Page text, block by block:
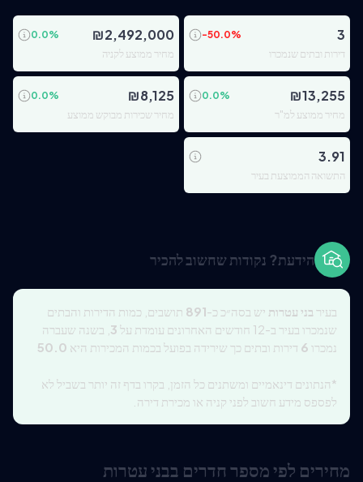
3
-50.0%
דירות ובתים שנמכרו
₪2,492,000
0.0%
מחיר ממוצע לקניה
₪13,255
0.0%
מחיר ממוצע למ"ר
₪8,125
0.0%
מחיר שכירות מבוקש ממוצע
3.91
התשואה הממוצעת בעיר
הידעת? נקודות שחשוב להכיר
בעיר בני עטרות יש בסה״כ כ-891 תושבים, כמות הדירות והבתים
שנמכרו בעיר ב-12 חודשים האחרונים עומדת על
3 , בשנה שעברה
נמכרו 6 דירות ובתים כך שירידה בפועל בכמות המכירות היא 50.0
*הנתונים דינאמיים ומשתנים כל הזמן, בקרו בדף זה יותר בשביל לא
לפספס מידע חשוב לפני קניה או מכירת דירה.
מחירים לפי מספר חדרים בבני עטרות